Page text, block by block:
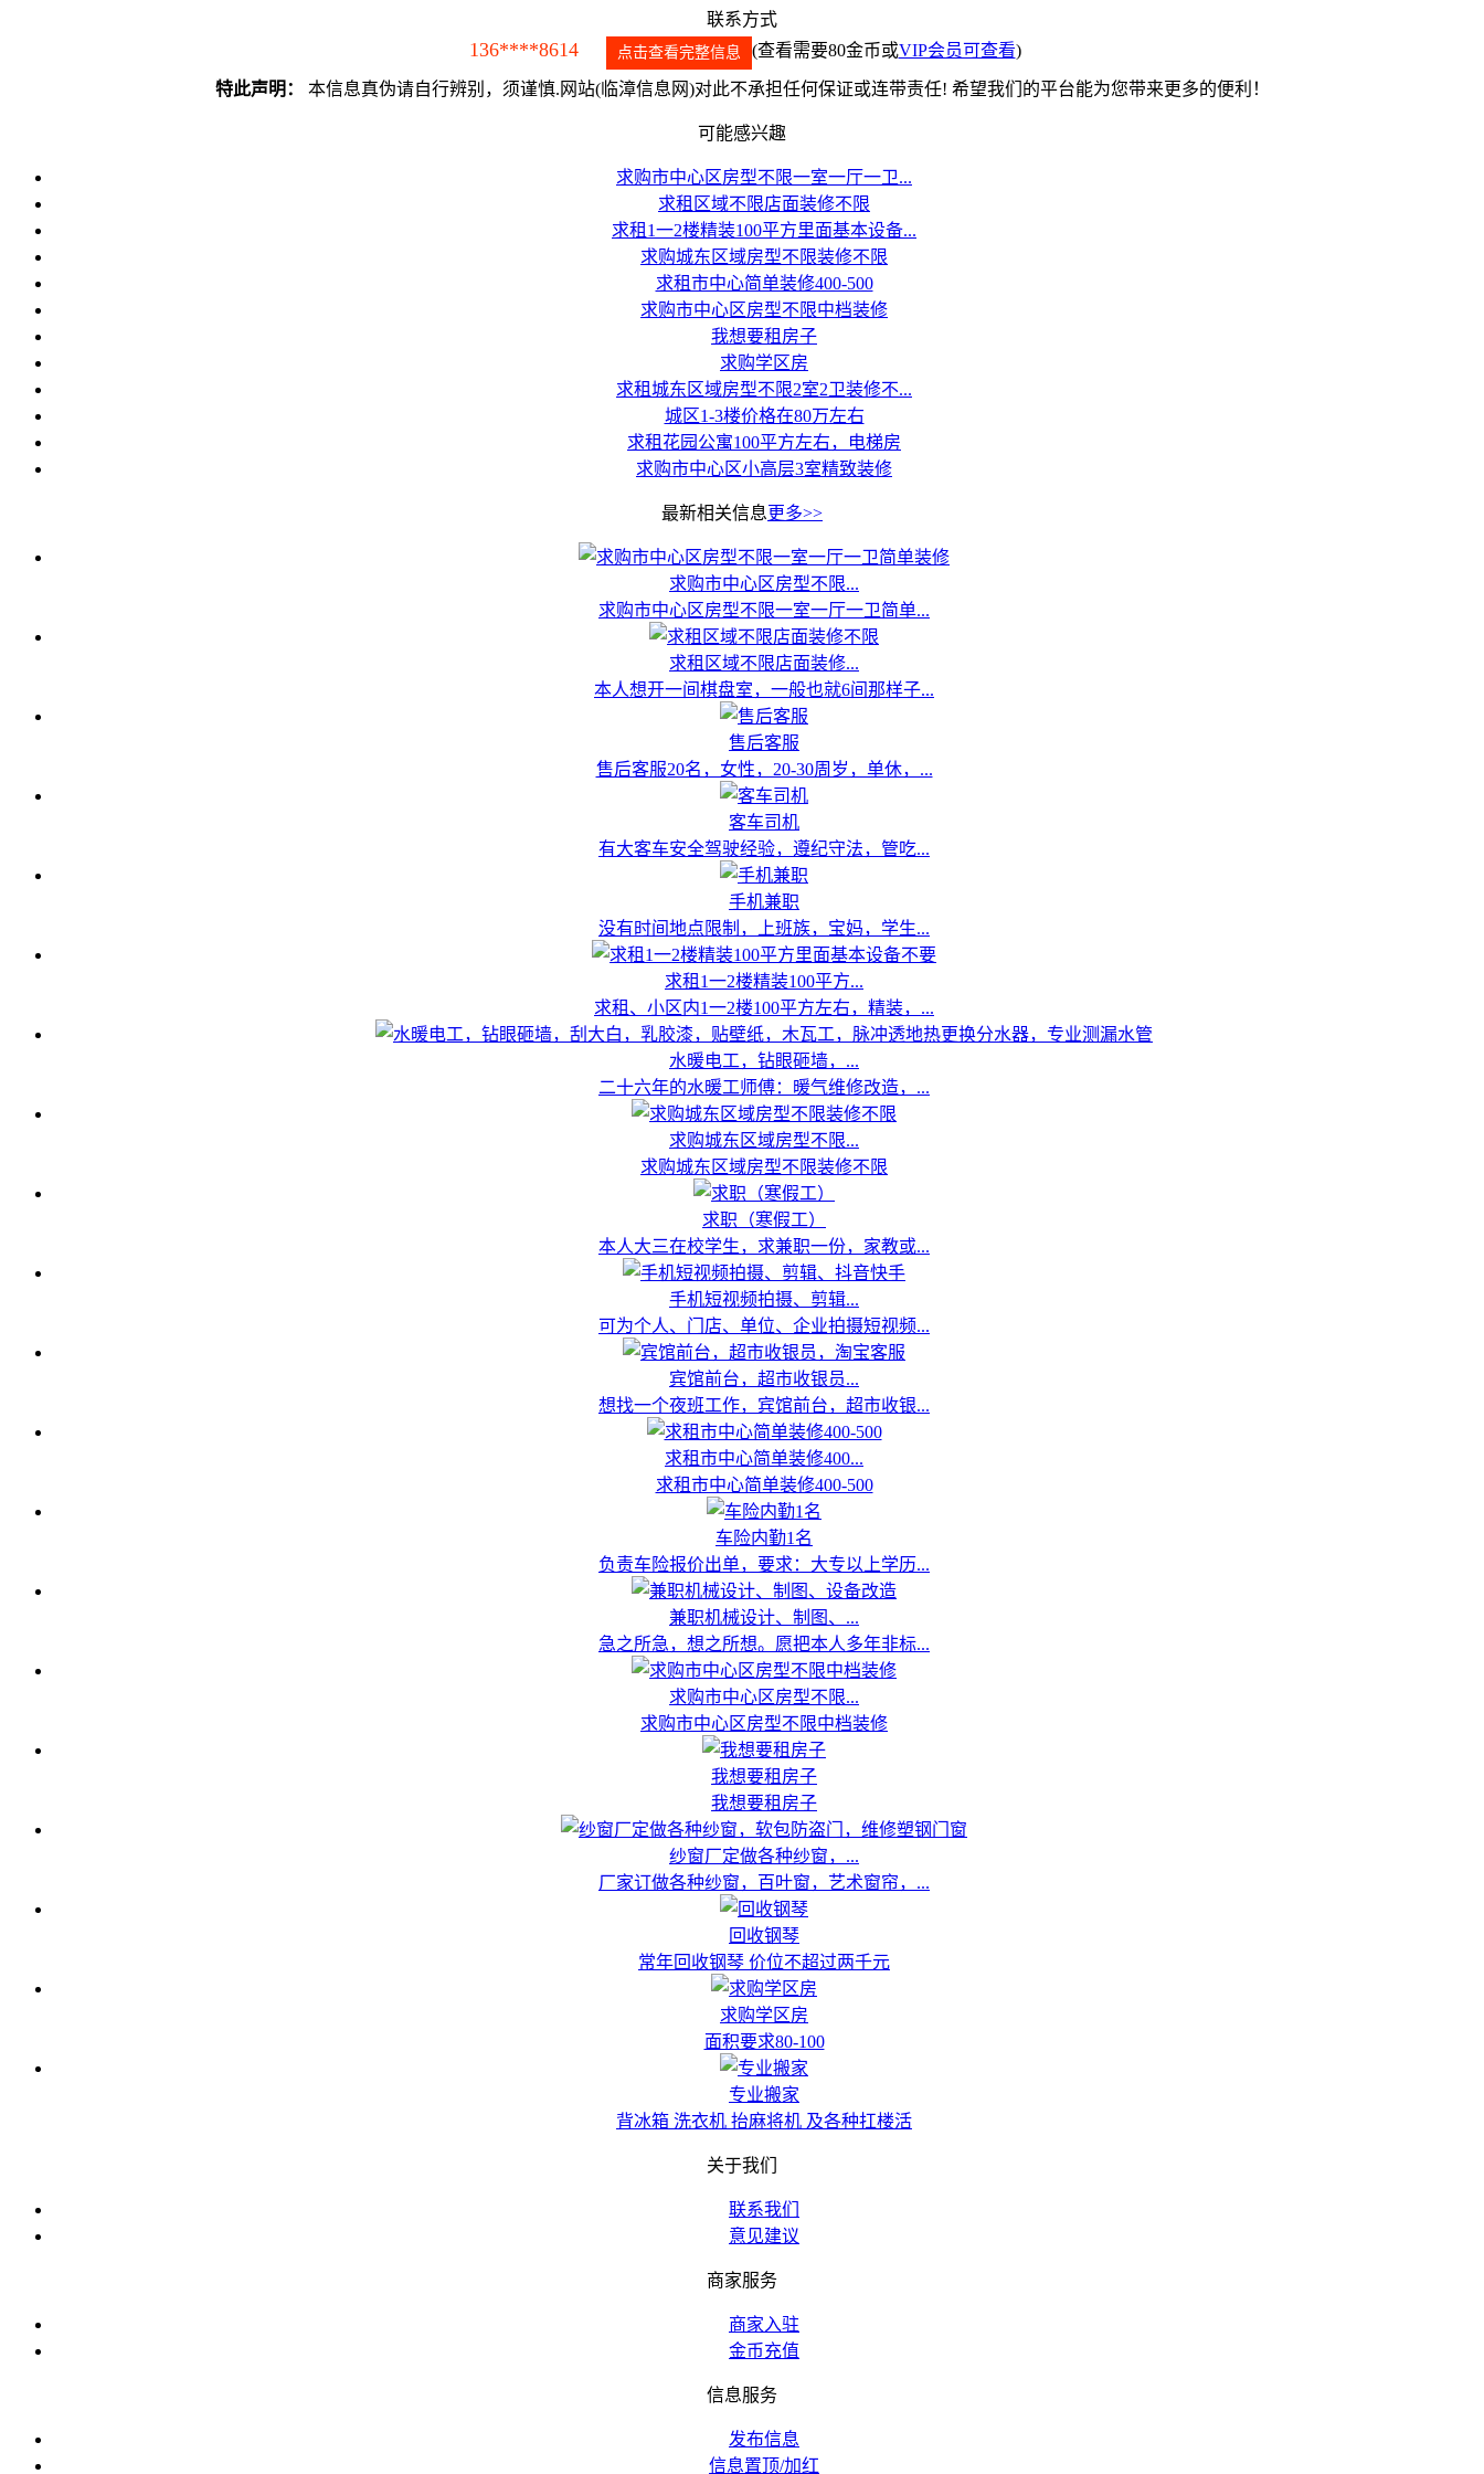
联系方式
136****8614 点击查看完整信息 (查看需要80金币或VIP会员可查看)
特此声明： 本信息真伪请自行辨别，须谨慎.网站(临漳信息网)对此不承担任何保证或连带责任! 希望我们的平台能为您带来更多的便利！
可能感兴趣
求购市中心区房型不限一室一厅一卫...
求租区域不限店面装修不限
求租1一2楼精装100平方里面基本设备...
求购城东区域房型不限装修不限
求租市中心简单装修400-500
求购市中心区房型不限中档装修
我想要租房子
求购学区房
求租城东区域房型不限2室2卫装修不...
城区1-3楼价格在80万左右
求租花园公寓100平方左右，电梯房
求购市中心区小高层3室精致装修
最新相关信息更多>>
求购市中心区房型不限...
求购市中心区房型不限一室一厅一卫简单...
求租区域不限店面装修...
本人想开一间棋盘室，一般也就6间那样子...
售后客服
售后客服20名，女性，20-30周岁，单休，...
客车司机
有大客车安全驾驶经验，遵纪守法，管吃...
手机兼职
没有时间地点限制，上班族，宝妈，学生...
求租1一2楼精装100平方...
求租、小区内1一2楼100平方左右，精装，...
水暖电工，钻眼砸墙，...
二十六年的水暖工师傅：暖气维修改造，...
求购城东区域房型不限...
求购城东区域房型不限装修不限
求职（寒假工）
本人大三在校学生，求兼职一份，家教或...
手机短视频拍摄、剪辑...
可为个人、门店、单位、企业拍摄短视频...
宾馆前台，超市收银员...
想找一个夜班工作，宾馆前台，超市收银...
求租市中心简单装修400...
求租市中心简单装修400-500
车险内勤1名
负责车险报价出单，要求：大专以上学历...
兼职机械设计、制图、...
急之所急，想之所想。愿把本人多年非标...
求购市中心区房型不限...
求购市中心区房型不限中档装修
我想要租房子
我想要租房子
纱窗厂定做各种纱窗，...
厂家订做各种纱窗，百叶窗，艺术窗帘，...
回收钢琴
常年回收钢琴 价位不超过两千元
求购学区房
面积要求80-100
专业搬家
背冰箱 洗衣机 抬麻将机 及各种扛楼活
关于我们
联系我们
意见建议
商家服务
商家入驻
金币充值
信息服务
发布信息
信息置顶/加红